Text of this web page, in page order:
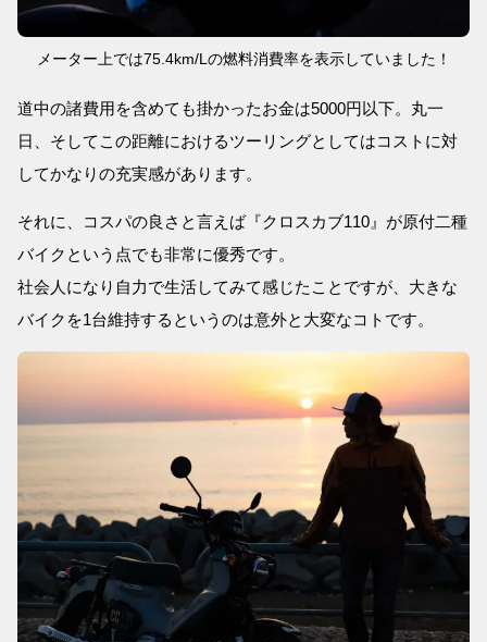
メーター上では75.4km/Lの燃料消費率を表示していました！
道中の諸費用を含めても掛かったお金は5000円以下。丸一
日、そしてこの距離におけるツーリングとしてはコストに対
してかなりの充実感があります。
それに、コスパの良さと言えば『クロスカブ110』が原付二種
バイクという点でも非常に優秀です。
社会人になり自力で生活してみて感じたことですが、大きな
バイクを1台維持するというのは意外と大変なコトです。